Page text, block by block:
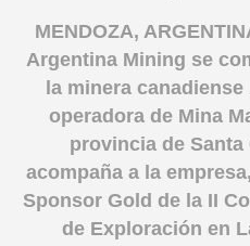
MENDOZA,
Argentina Mining se
la minera
operadora de Mina
provincia de
acompaña a la
Sponsor Gold de la II
de Exploración en